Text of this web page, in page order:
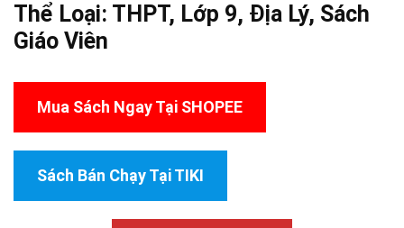
Thể Loại: THPT, Lớp 9, Địa Lý, Sách
Giáo Viên
Mua Sách Ngay Tại SHOPEE
Sách Bán Chạy Tại TIKI